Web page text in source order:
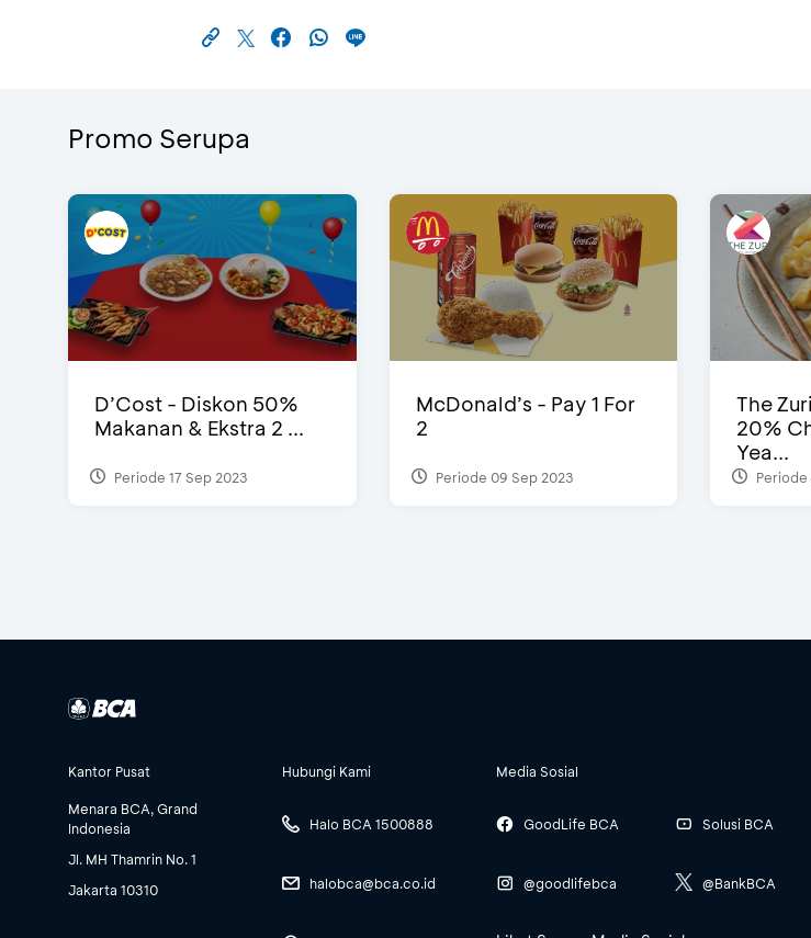
Promo Serupa
D’Cost - Diskon 50%
Makanan & Ekstra 2 ...
Periode 17 Sep 2023
McDonald’s - Pay 1 For
2
Periode 09 Sep 2023
The
20%
Yea...
Periode
Kantor Pusat
Menara BCA, Grand
Indonesia
Jl. MH Thamrin No. 1
Jakarta 10310
Hubungi Kami
Halo BCA 1500888
halobca@bca.co.id
Media Sosial
GoodLife BCA
@goodlifebca
Solusi BCA
@BankBCA